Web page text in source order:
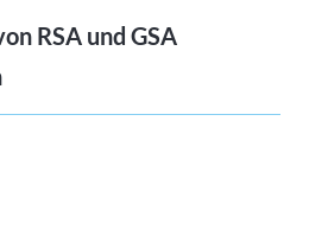
RSA und GSA